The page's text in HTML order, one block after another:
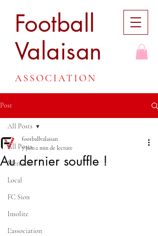
Football
Valaisan
ASSOCIATION
Post
All Posts
Mercato
Local
FC Sion
Insolite
L'association
All Posts
Au dernier souffle !
footballvalaisan
7 juin2 min de lecture